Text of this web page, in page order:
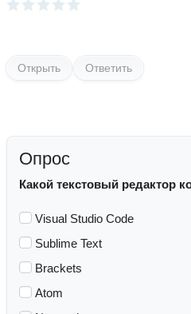
Открыть Ответить
Опрос
Какой текстовый редактор
Visual Studio Code
Sublime Text
Brackets
Atom